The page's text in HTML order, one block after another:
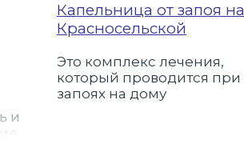
и
Капельница от запоя на
Красносельской
Это комплекс лечения,
который проводится при
запоях на дому